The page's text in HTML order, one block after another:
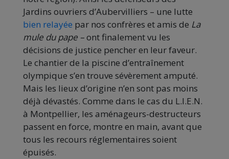
Jardins ouvriers d’Aubervilliers – une lutte
bien relayée par nos confrères et amis de La
mule du pape –ont finalement vu les
décisions de justice pencher en leur faveur.
Le chantier de la piscine d’entraînement
olympique s’en trouve sévèrement amputé.
Mais les lieux d’origine n’en sont pas moins
déjà dévastés. Comme dans le cas du L.I.E.N.
à Montpellier, les aménageurs-destructeurs
passent en force, montre en main, avant que
tous les recours réglementaires soient
épuisés.